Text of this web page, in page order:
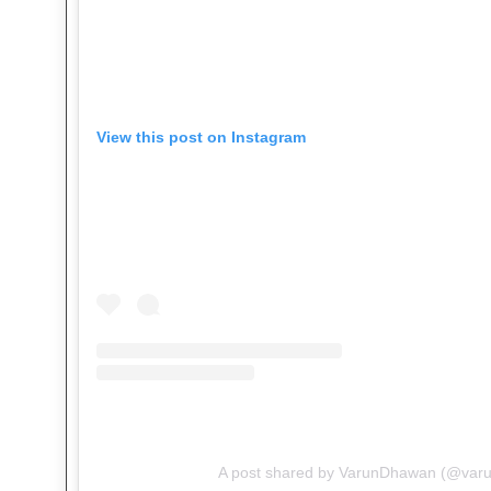
View this post on Instagram
A post shared by VarunDhawan